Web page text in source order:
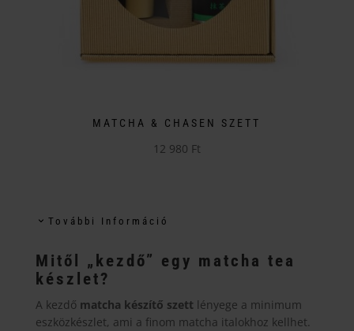
MATCHA & CHASEN SZETT
12 980 Ft
További Információ
Mitől „kezdő” egy matcha tea
készlet?
A kezdő matcha készítő szett lényege a minimum
eszközkészlet, ami a finom matcha italokhoz kellhet.